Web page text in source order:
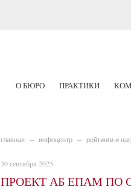
О БЮРО ПРАКТИКИ
главная инфоцентр рейтинги и
30 сентября 2025
ПРОЕКТ АБ ЕПАМ ПО